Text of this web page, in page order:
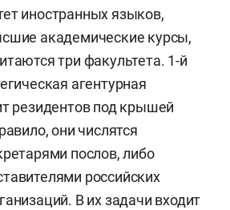
иностранных языков,
академические курсы,
три факультета. 1-й
агентурная
резидентов под крышей
они числятся
послов, либо
российских
В их задачи входит